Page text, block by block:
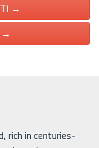
→
→
rich in centuries-